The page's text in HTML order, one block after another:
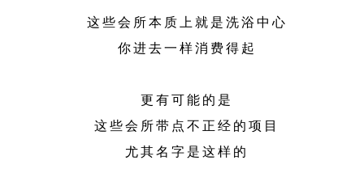
这些会所本质上就是洗浴中心
你进去一样消费得起
更有可能的是
这些会所带点不正经的项目
尤其名字是这样的